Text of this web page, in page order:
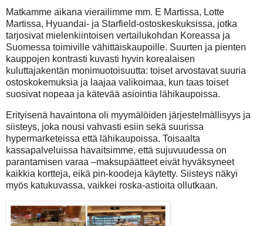
Matkamme aikana vierailimme mm. E Martissa, Lotte
Martissa, Hyuandai- ja Starfield-ostoskeskuksissa, jotka
tarjosivat mielenkiintoisen vertailukohdan Koreassa ja
Suomessa toimiville vähittäiskaupoille. Suurten ja pienten
kauppojen kontrasti kuvasti hyvin korealaisen
kuluttajakentän monimuotoisuutta: toiset arvostavat suuria
ostoskokemuksia ja laajaa valikoimaa, kun taas toiset
suosivat nopeaa ja kätevää asiointia lähikaupoissa.
Erityisenä havaintona oli myymälöiden järjestelmällisyys ja
siisteys, joka nousi vahvasti esiin sekä suurissa
hypermarketeissa että lähikaupoissa. Toisaalta
kassapalveluissa havaitsimme, että sujuvuudessa on
parantamisen varaa –maksupäätteet eivät hyväksyneet
kaikkia kortteja, eikä pin-koodeja käytetty. Siisteys näkyi
myös katukuvassa, vaikkei roska-astioita ollutkaan.